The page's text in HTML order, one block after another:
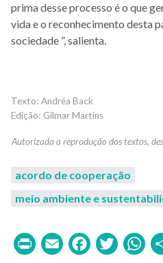
prima desse processo é o que
vida e o reconhecimento desta
sociedade ”, salienta.
Andréa Back
Gilmar Martins
acordo de cooperação
meio ambiente e
PrintEmail